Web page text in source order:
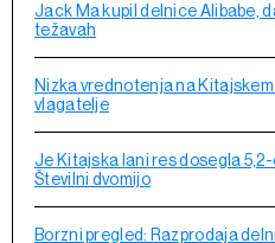
Jack Ma kupil delnice Alibabe,
težavah
Nizka vrednotenja na
vlagatelje
Je Kitajska lani res dosegla
Številni dvomijo
Borzni pregled: Razprodaja